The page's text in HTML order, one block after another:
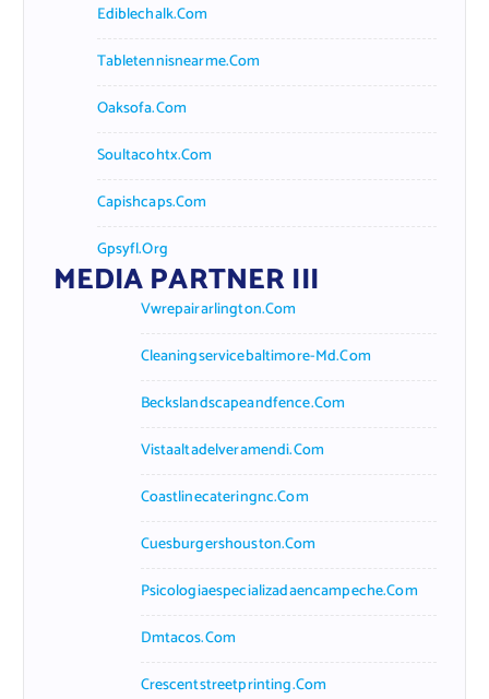
Ediblechalk.com
Tabletennisnearme.com
Oaksofa.com
Soultacohtx.com
Capishcaps.com
Gpsyfl.org
MEDIA PARTNER III
Vwrepairarlington.com
Cleaningservicebaltimore-Md.com
Beckslandscapeandfence.com
Vistaaltadelveramendi.com
Coastlinecateringnc.com
Cuesburgershouston.com
Psicologiaespecializadaencampeche.com
Dmtacos.com
Crescentstreetprinting.com